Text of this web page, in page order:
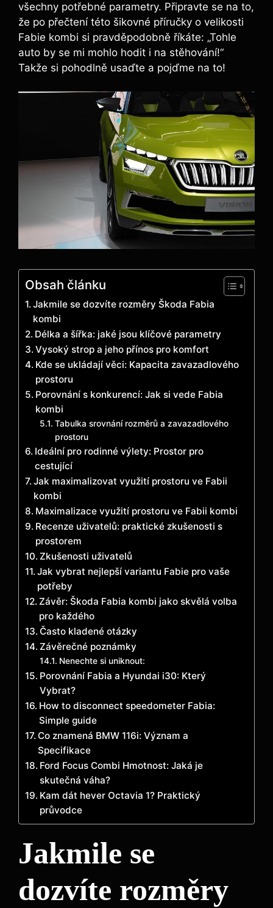
všechny potřebné parametry. Připravte se na to,
že po přečtení této šikovné příručky o velikosti
Fabie kombi si pravděpodobně říkáte: „Tohle
auto by se mi mohlo hodit i na stěhování!“
Takže si pohodlně usaďte a pojďme na to!
Obsah článku
Jakmile se dozvíte rozměry Škoda Fabia
kombi
Délka a šířka: jaké jsou klíčové parametry
Vysoký strop a jeho přínos pro komfort
Kde se ukládají věci: Kapacita zavazadlového
prostoru
Porovnání s konkurencí: Jak si vede Fabia
kombi
Tabulka srovnání rozměrů a zavazadlového
prostoru
Ideální pro rodinné výlety: Prostor pro
cestující
Jak maximalizovat využití prostoru ve Fabii
kombi
Maximalizace využití prostoru ve Fabii kombi
Recenze uživatelů: praktické zkušenosti s
prostorem
Zkušenosti uživatelů
Jak vybrat nejlepší variantu Fabie pro vaše
potřeby
Závěr: Škoda Fabia kombi jako skvělá volba
pro každého
Často kladené otázky
Závěrečné poznámky
Nenechte si uniknout:
Porovnání Fabia a Hyundai i30: Který
Vybrat?
How to disconnect speedometer Fabia:
Simple guide
Co znamená BMW 116i: Význam a
Specifikace
Ford Focus Combi Hmotnost: Jaká je
skutečná váha?
Kam dát hever Octavia 1? Praktický
průvodce
Jakmile se
dozvíte rozměry